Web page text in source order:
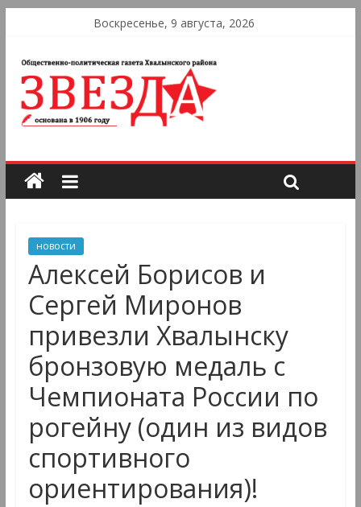
Воскресенье, 9 августа, 2026
новости
Алексей Борисов и
Сергей Миронов
привезли Хвалынску
бронзовую медаль с
Чемпионата России по
рогейну (один из видов
спортивного
ориентирования)!